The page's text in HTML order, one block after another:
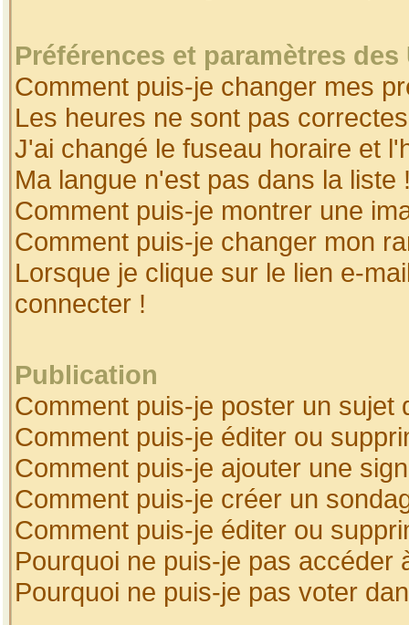
Préférences et paramètres
Comment puis-je changer mes
Les heures ne sont pas
J'ai changé le fuseau horaire et
Ma langue n'est pas dans la liste
Comment puis-je montrer une
Comment puis-je changer mon
Lorsque je clique sur le lien e-
connecter !
Publication
Comment puis-je poster un sujet
Comment puis-je éditer ou
Comment puis-je ajouter une
Comment puis-je créer un
Comment puis-je éditer ou
Pourquoi ne puis-je pas accéder
Pourquoi ne puis-je pas voter